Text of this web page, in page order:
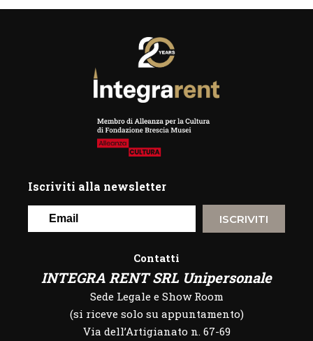
Iscriviti alla newsletter
ISCRIVITI
Contatti
INTEGRA RENT SRL Unipersonale
Sede Legale e Show Room
(si riceve solo su appuntamento)
Via dell’Artigianato n. 67-69